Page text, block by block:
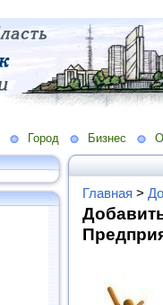
Город Бизнес
Главная >